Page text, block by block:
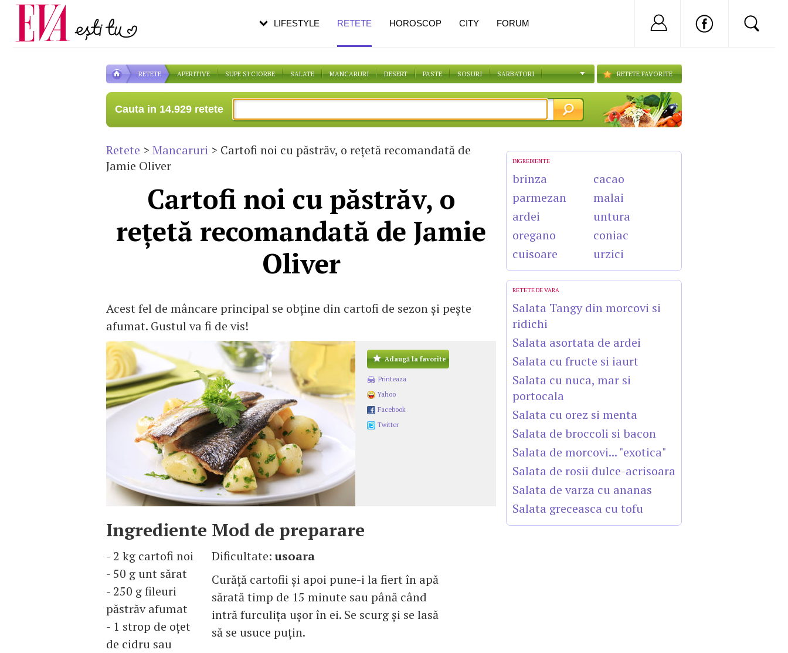
RETETE APERITIVE SUPE SI CIORBE SALATE MANCARURI DESERT PASTE SOSURI SARBATORI RETETE FAVORITE
Cauta in 14.929 retete
Retete > Mancaruri > Cartofi noi cu păstrăv, o reţetă recomandată de
Jamie Oliver
Cartofi noi cu păstrăv, o
reţetă recomandată de Jamie
Oliver
Acest fel de mâncare principal se obţine din cartofi de sezon şi peşte
afumat. Gustul va fi de vis!
Adaugă la favorite
Printeaza
Yahoo
Facebook
Twitter
Ingrediente
- 2 kg cartofi noi
- 50 g unt sărat
- 250 g fileuri
păstrăv afumat
- 1 strop de oţet
de cidru sau
Mod de preparare
Dificultate:usoara
Curăţă cartofii şi apoi pune-i la fiert în apă
sărată timp de 15 minute sau până când
intră furculiţa uşor în ei. Se scurg şi se lasă
să se usuce puţin.
INGREDIENTE
brinza
parmezan
ardei
oregano
cuisoare
cacao
malai
untura
coniac
urzici
RETETE DE VARA
Salata Tangy din morcovi si
ridichi
Salata asortata de ardei
Salata cu fructe si iaurt
Salata cu nuca, mar si
portocala
Salata cu orez si menta
Salata de broccoli si bacon
Salata de morcovi... "exotica"
Salata de rosii dulce-acrisoara
Salata de varza cu ananas
Salata greceasca cu tofu
LIFESTYLE RETETE HOROSCOP CITY FORUM Nu ai cont?
Carieră
Actualitate